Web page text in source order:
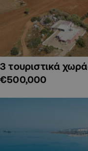
3 τουριστικά
€500,000